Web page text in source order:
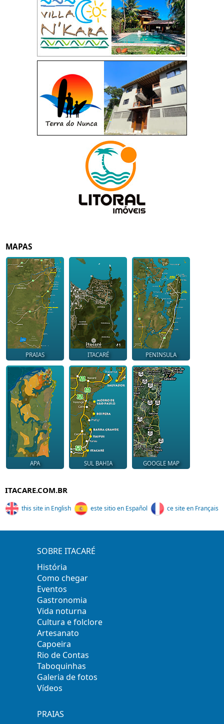
MAPAS
PRAIAS ITACARÉ PENINSULA
APA SUL BAHIA GOOGLE MAP
ITACARE.COM.BR
this site in English este sitio en Español ce site en Français
SOBRE ITACARÉ
História
Como chegar
Eventos
Gastronomia
Vida noturna
Cultura e folclore
Artesanato
Capoeira
Rio de Contas
Taboquinhas
Galeria de fotos
Vídeos
PRAIAS